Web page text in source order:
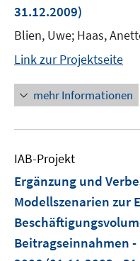
31.12.2009)
Blien, Uwe; Haas,
Link zur Projektseite
mehr Informationen
IAB-Projekt
Ergänzung und
Modellszenarien zur
Beitragseinnahmen